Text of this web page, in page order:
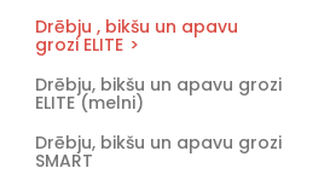
Drēbju , bikšu un apavu
grozi ELITE
Drēbju, bikšu un apavu grozi
ELITE (melni)
Drēbju, bikšu un apavu grozi
SMART